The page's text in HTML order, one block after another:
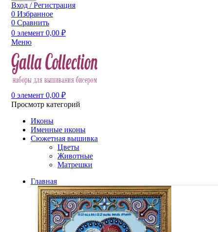
Вход / Регистрация
0 Избранное
0 Сравнить
0 элемент 0,00 ₽
Меню
0 элемент 0,00 ₽
Просмотр категорий
Иконы
Именные иконы
Сюжетная вышивка
Цветы
Животные
Матрешки
Главная